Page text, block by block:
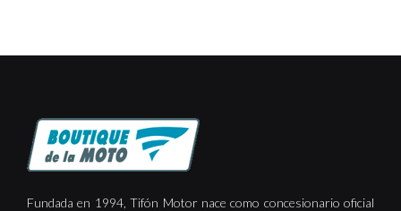
Fundada en 1994, Tifón Motor nace como concesionario oficial